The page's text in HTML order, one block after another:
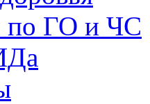
по ГО и ЧС